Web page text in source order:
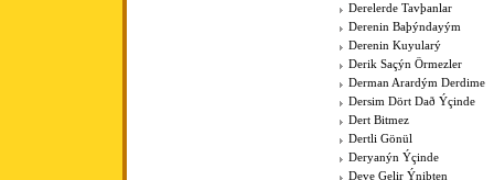
Derelerde Tavþanlar
Derenin Baþýndayým
Derenin Kuyularý
Derik Saçýn Örmezler
Derman Arardým Derdime
Dersim Dört Dað Ýçinde
Dert Bitmez
Dertli Gönül
Deryanýn Ýçinde
Deve Gelir Ýniþten